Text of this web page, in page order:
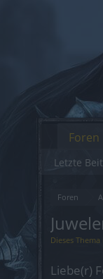
Foren
Dieses
Liebe(r)
Foren
Letzte